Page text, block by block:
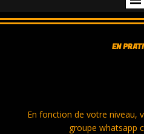
EN
En fonction de votre niveau,
groupe whatsapp